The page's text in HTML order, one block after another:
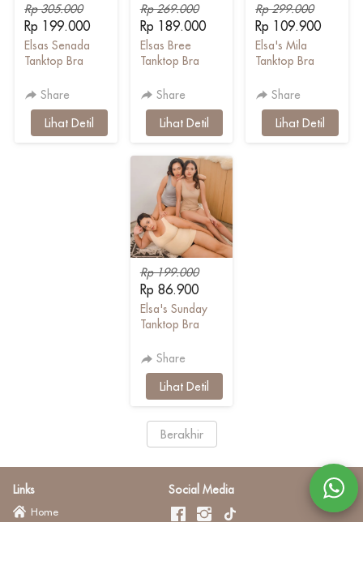
Rp 305.000
Rp 199.000
Elsas Senada
Tanktop Bra
Share
`
Lihat Detil
Rp 269.000
Rp 189.000
Elsas Bree
Tanktop Bra
Share
`
Lihat Detil
Rp 299.000
Rp 109.900
Elsa's Mila
Tanktop Bra
Share
`
Lihat Detil
Rp 199.000
Rp 86.900
Elsa's Sunday
Tanktop Bra
Share
`
Lihat Detil
`
Berakhir
Links
Home
Social Media